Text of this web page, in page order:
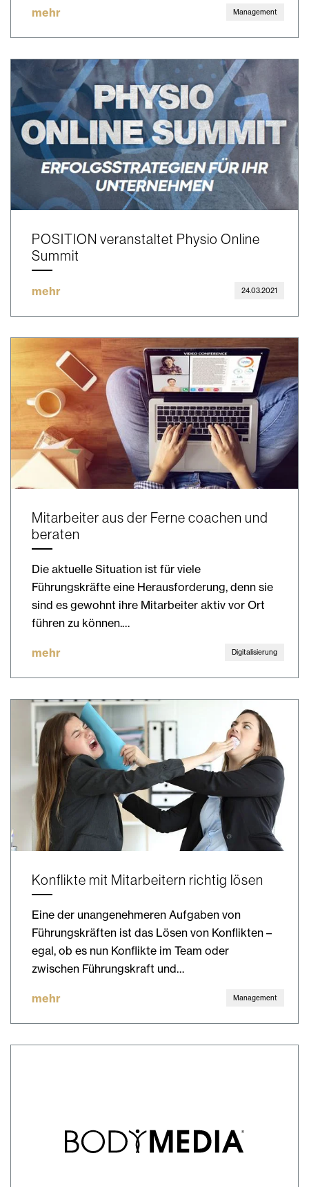
mehr Management
POSITION veranstaltet Physio Online
Summit
mehr 24.03.2021
Mitarbeiter aus der Ferne coachen und
beraten
Die aktuelle Situation ist für viele
Führungskräfte eine Herausforderung, denn sie
sind es gewohnt ihre Mitarbeiter aktiv vor Ort
führen zu können.…
mehr Digitalisierung
Konflikte mit Mitarbeitern richtig lösen
Eine der unangenehmeren Aufgaben von
Führungskräften ist das Lösen von Konflikten –
egal, ob es nun Konflikte im Team oder
zwischen Führungskraft und…
mehr Management